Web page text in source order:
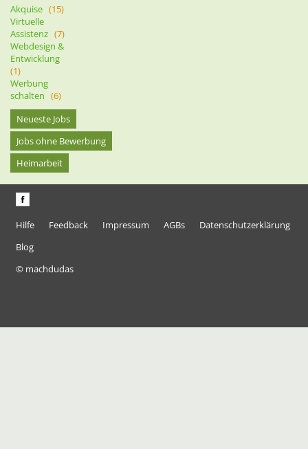
Akquise (15)
Virtuelle
Assistenz (7)
Webdesign &
Entwicklung
(1)
Werbung
schalten (6)
Neueste Jobs
Jobs ohne Bewerbung
Heimarbeit
Hilfe Feedback Impressum AGBs
Datenschutzerklärung
Blog
© machdudas